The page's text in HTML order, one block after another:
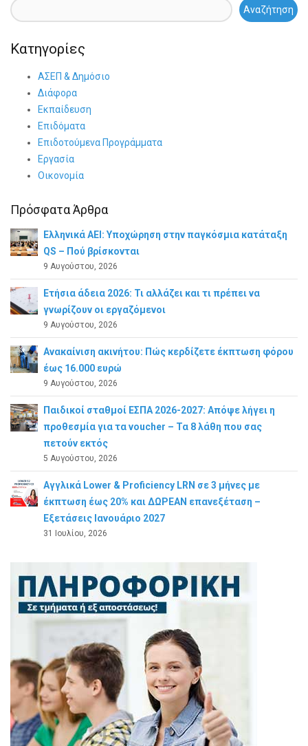
Αναζήτηση
Κατηγορίες
ΑΣΕΠ & Δημόσιο
Διάφορα
Εκπαίδευση
Επιδόματα
Επιδοτούμενα Προγράμματα
Εργασία
Οικονομία
Πρόσφατα Άρθρα
Ελληνικά ΑΕΙ: Υποχώρηση στην παγκόσμια κατάταξη
QS – Πού βρίσκονται
9 Αυγούστου, 2026
Ετήσια άδεια 2026: Τι αλλάζει και τι πρέπει να
γνωρίζουν οι εργαζόμενοι
9 Αυγούστου, 2026
Ανακαίνιση ακινήτου: Πώς κερδίζετε έκπτωση φόρου
έως 16.000 ευρώ
9 Αυγούστου, 2026
Παιδικοί σταθμοί ΕΣΠΑ 2026-2027: Απόψε λήγει η
προθεσμία για τα voucher – Τα 8 λάθη που σας
πετούν εκτός
5 Αυγούστου, 2026
Αγγλικά Lower & Proficiency LRN σε 3 μήνες με
έκπτωση έως 20% και ΔΩΡΕΑΝ επανεξέταση –
Εξετάσεις Ιανουάριο 2027
31 Ιουλίου, 2026